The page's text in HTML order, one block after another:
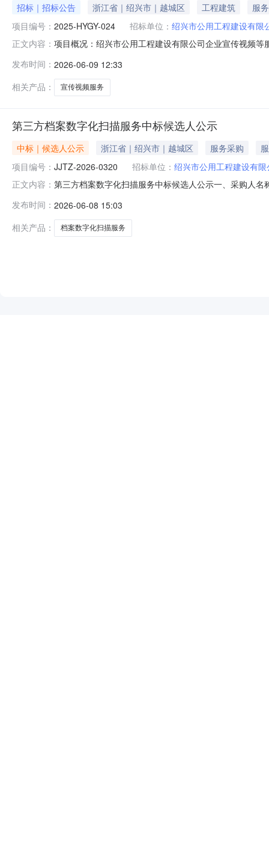
招标｜招标公告 浙江省｜绍兴市｜越城区 工程建筑
服务
项目编号： 2025-HYGY-024 招标单位： 绍兴市公用工程建设有限
正文内容： 项目概况：绍兴市公用工程建设有限公司企业宣传视频
（元）：180000.00最高限价（元）：180000.00采购需
发布时间： 2026-06-09 12:33
相关产品：
宣传视频服务
第三方档案数字化扫描服务中标候选人公示
中标｜候选人公示 浙江省｜绍兴市｜越城区 服务采购
项目编号： JJTZ-2026-0320 招标单位： 绍兴市公用工程建设有限
正文内容： 第三方档案数字化扫描服务中标候选人公示一、采购人
选人项目负责人中标下浮率1第三方档案数字化扫描服务
权益受到损害的，应在公
发布时间： 2026-06-08 15:03
相关产品：
档案数字化扫描服务